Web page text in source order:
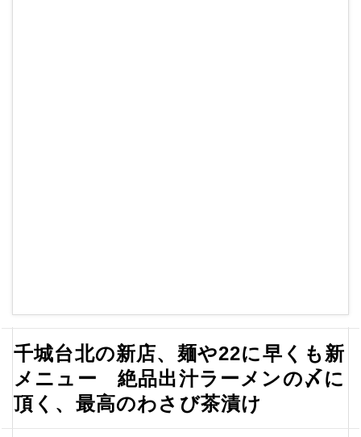
千城台北の新店、麺や22に早くも新
メニュー 絶品出汁ラーメンの〆に
頂く、最高のわさび茶漬け